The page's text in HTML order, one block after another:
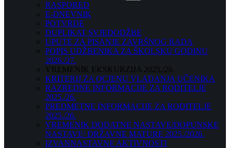
RASPORED
E-DNEVNIK
POTVRDE
DUPLIKAT SVJEDODŽBE
UPUTE ZA PISANJE ZAVRŠNOG RADA
POPIS UDŽBENIKA ZA ŠKOLSKU GODINU
2026./27.
VREMENIK EKSKURZIJA 2025./26.
KRITERIJ ZA OCJENU VLADANJA UČENIKA
RAZREDNE INFORMACIJE ZA RODITELJE
2025./26.
PREDMETNE INFORMACIJE ZA RODITELJE
2025./26.
VREMENIK DODATNE NASTAVE/DOPUNSKE
NASTAVE/ DRŽAVNE MATURE 2025./2026.
IZVANNASTAVNE AKTIVNOSTI